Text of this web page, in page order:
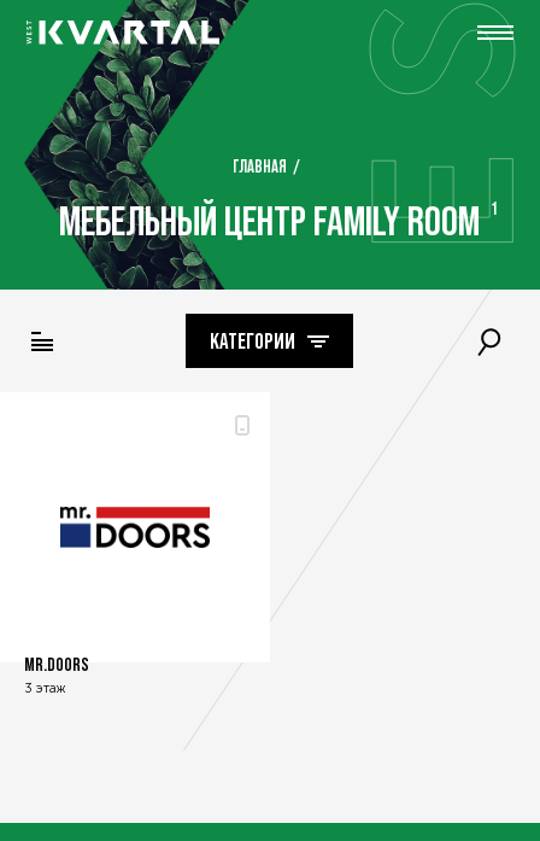
ГЛАВНАЯ
МЕБЕЛЬНЫЙ ЦЕНТР FAMILY ROOM 1
MR.DOORS
3 этаж
КАТЕГОРИИ